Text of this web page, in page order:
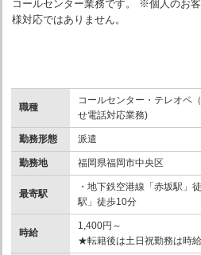
コールセンター業務です。 ※個人のお客
様対応ではありません。
職種
コールセンター・テレオペ
せ電話対応業務)
勤務形態 派遣
勤務地 福岡県福岡市中央区
最寄駅
・地下鉄空港線「赤坂駅」
駅」徒歩10分
時給
1,400円～
★転籍後は土日祝勤務は時